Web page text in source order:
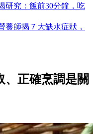
研究：飯前30分鐘，吃
養師揭７大缺水症狀，
、正確烹調是關